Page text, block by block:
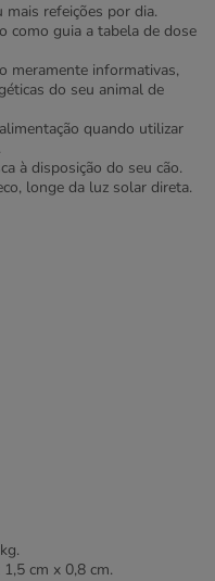
mais refeições por dia.
como guia a tabela de dose
meramente informativas,
do seu animal de
quando utilizar
à disposição do seu cão.
longe da luz solar direta.
cm x 0,8 cm.